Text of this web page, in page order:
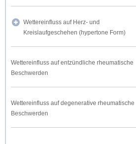
Wettereinfluss auf Herz- und
Kreislaufgeschehen (hypertone Form)
Wettereinfluss auf entzündliche rheumatische
Beschwerden
Wettereinfluss auf degenerative rheumatische
Beschwerden